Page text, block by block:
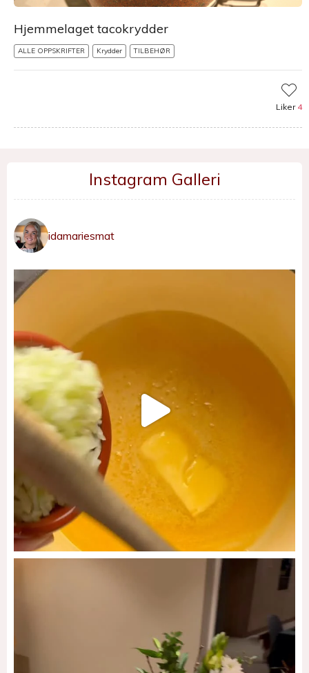
Hjemmelaget tacokrydder
ALLE OPPSKRIFTER Krydder TILBEHØR
Liker 4
Instagram Galleri
idamariesmat